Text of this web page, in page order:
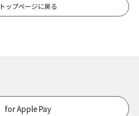
トップページに戻る
for Apple Pay